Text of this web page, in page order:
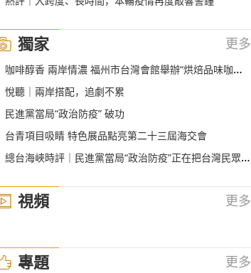
獨家 更多
咖啡醇香 兩岸情濃 福州市台灣會館舉辦“烘焙品味咖啡”現場體驗活動
悅聽｜兩岸搭配，追劇不累
民進黨當局“政治防疫” 破功
台青項目吸睛 特色展品點亮第二十三屆海交會
總台海峽時評｜民進黨當局“政治防疫”正在把台灣民眾推向危險境地
視頻 更多
專題 更多